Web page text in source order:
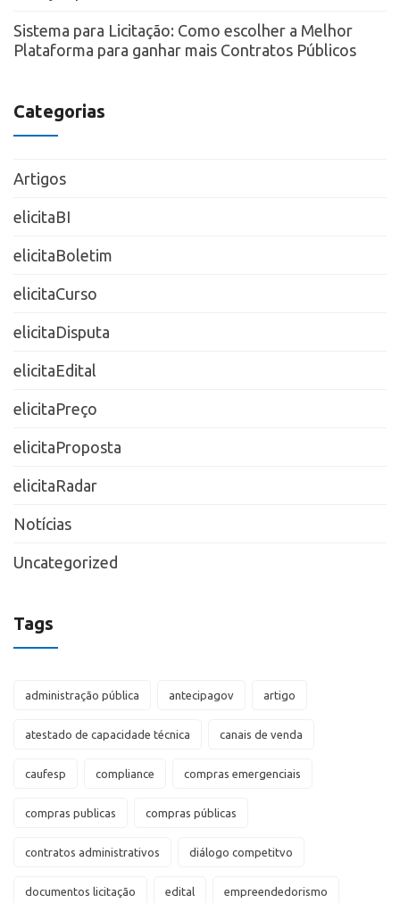
Sistema para Licitação: Como escolher a Melhor
Plataforma para ganhar mais Contratos Públicos
Categorias
Artigos
elicitaBI
elicitaBoletim
elicitaCurso
elicitaDisputa
elicitaEdital
elicitaPreço
elicitaProposta
elicitaRadar
Notícias
Uncategorized
Tags
administração pública antecipagov artigo
atestado de capacidade técnica canais de venda
caufesp compliance compras emergenciais
compras publicas compras públicas
contratos administrativos diálogo competitvo
documentos licitação edital empreendedorismo